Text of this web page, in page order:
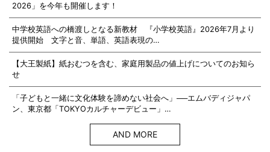
2026」を今年も開催します！
中学校英語への橋渡しとなる新教材 『小学校英語』2026年7月より
提供開始 文字と音、単語、英語表現の…
【大王製紙】紙おむつを含む、家庭用製品の値上げについてのお知ら
せ
「子どもと一緒に文化体験を諦めない社会へ」──エムバディジャパ
ン、東京都「TOKYOカルチャーデビュー」…
AND MORE